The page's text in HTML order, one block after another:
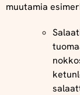
muutamia